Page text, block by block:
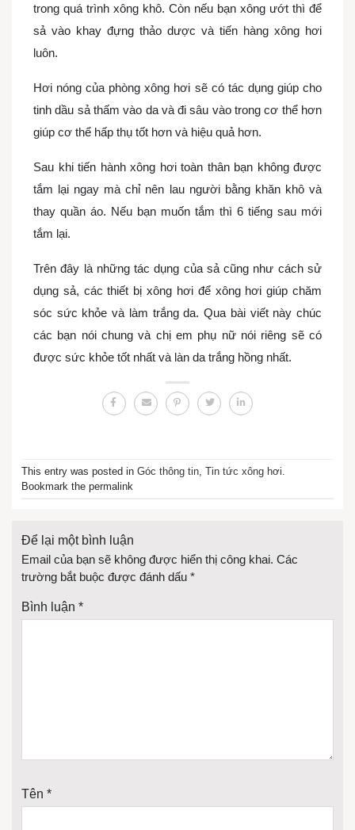
trong quá trình xông khô. Còn nếu bạn xông ướt thì để
sả vào khay đựng thảo dược và tiến hàng xông hơi
luôn.
Hơi nóng của phòng xông hơi sẽ có tác dụng giúp cho
tinh dầu sả thấm vào da và đi sâu vào trong cơ thể hơn
giúp cơ thể hấp thụ tốt hơn và hiệu quả hơn.
Sau khi tiến hành xông hơi toàn thân bạn không được
tắm lại ngay mà chỉ nên lau người bằng khăn khô và
thay quần áo. Nếu bạn muốn tắm thì 6 tiếng sau mới
tắm lại.
Trên đây là những tác dụng của sả cũng như cách sử
dụng sả, các thiết bị xông hơi để xông hơi giúp chăm
sóc sức khỏe và làm trắng da. Qua bài viết này chúc
các bạn nói chung và chị em phụ nữ nói riêng sẽ có
được sức khỏe tốt nhất và làn da trắng hồng nhất.
This entry was posted in Góc thông tin Tin tức xông hơi
Bookmark the permalink
Để lại một bình luận
Email của bạn sẽ không được hiển thị công khai. Các
trường bắt buộc được đánh dấu *
Bình luận *
Tên *